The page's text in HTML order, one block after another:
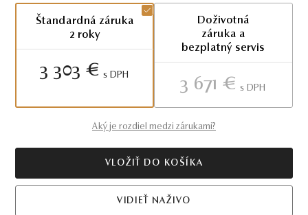
Štandardná záruka
2 roky
3 303 € S DPH
Doživotná
záruka a
bezplatný servis
3 671 € S DPH
Aký je rozdiel medzi zárukami?
VLOŽIŤ DO KOŠÍKA
VIDIEŤ NAŽIVO